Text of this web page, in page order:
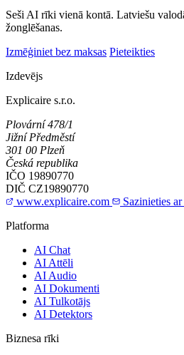
Seši AI rīki vienā kontā. Latviešu
žonglēšanas.
Izmēģiniet bez maksas Pieteikties
Izdevējs
Explicaire s.r.o.
Plovární 478/1
Jižní Předměstí
301 00 Plzeň
Česká republika
IČO 19890770
DIČ CZ19890770
www.explicaire.com
Sazinieties
Platforma
AI Chat
AI Attēli
AI Audio
AI Dokumenti
AI Tulkotājs
AI Detektors
Biznesa rīki